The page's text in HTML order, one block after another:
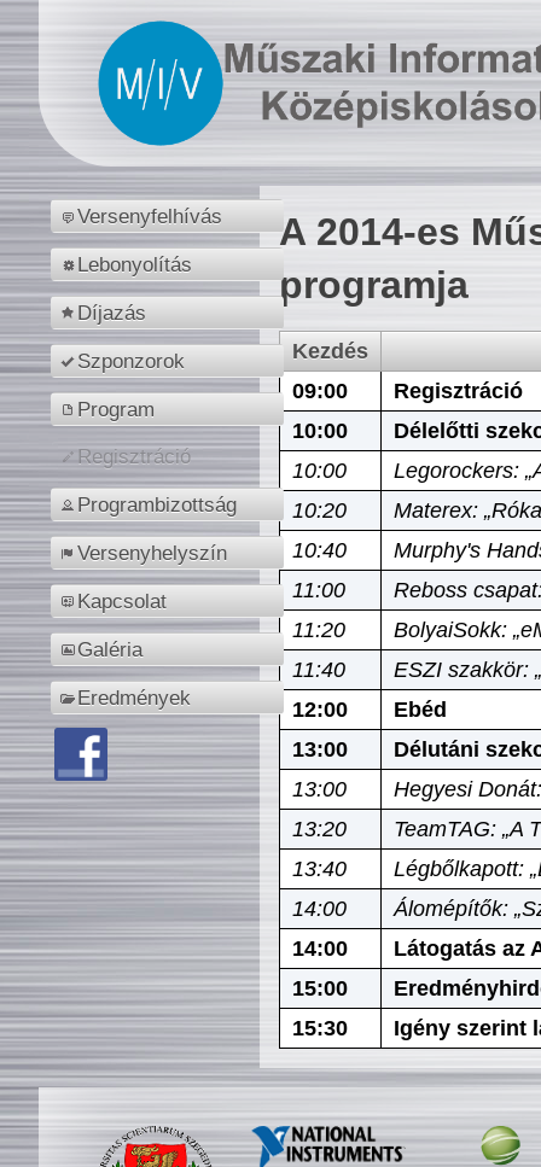
Versenyfelhívás
Lebonyolítás
Díjazás
Szponzorok
Program
Regisztráció
Programbizottság
Versenyhelyszín
Kapcsolat
Galéria
Eredmények
A 2014-es
programja
Kezdés
09:00
Regisztráció
10:00
Délelőtti
10:00
Legorockers:
10:20
Materex:
10:40
Murphy's
11:00
Reboss
11:20
BolyaiSokk:
11:40
ESZI szakkör:
12:00
Ebéd
13:00
Délutáni
13:00
Hegyesi
13:20
TeamTAG: „A
13:40
Légbőlkapott:
14:00
Álomépítők:
14:00
Látogatás az
15:00
15:30
Igény szerint